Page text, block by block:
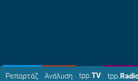
Ρεπορτάζ Ανάλυση tpp.TV tpp.